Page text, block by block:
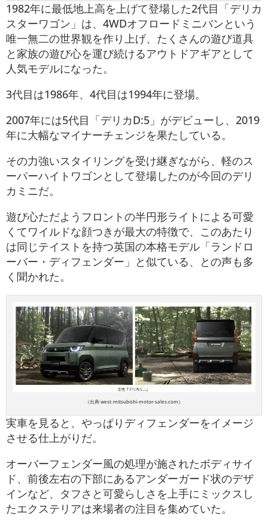
1982年に最低地上高を上げて登場した2代目「デリカ
スターワゴン」は、4WDオフロードミニバンという
唯一無二の世界観を作り上げ、たくさんの遊び道具
と家族の遊び心を運び続けるアウトドアギアとして
人気モデルになった。
3代目は1986年、4代目は1994年に登場。
2007年には5代目「デリカD:5」がデビューし、2019
年に大幅なマイナーチェンジを果たしている。
その力強いスタイリングを受け継ぎながら、軽のス
ーパーハイトワゴンとして登場したのが今回のデリ
カミニだ。
遊び心ただようフロントの半円形ライトによる可愛
くてワイルドな顔つきが最大の特徴で、このあたり
は同じテイストを持つ英国の本格モデル「ランドロ
ーバー・ディフェンダー」と似ている、との声も多
く聞かれた。
（出典 west-mitsubishi-motor-sales.com）
実車を見ると、やっぱりディフェンダーをイメージ
させる仕上がりだ。
オーバーフェンダー風の処理が施されたボディサイ
ド、前後左右の下部にあるアンダーガード状のデザ
インなど、タフさと可愛らしさを上手にミックスし
たエクステリアは来場者の注目を集めていた。